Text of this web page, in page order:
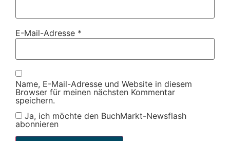
E-Mail-Adresse *
Name, E-Mail-Adresse und Website in diesem
Browser für meinen nächsten Kommentar
speichern.
Ja, ich möchte den BuchMarkt-Newsflash
abonnieren